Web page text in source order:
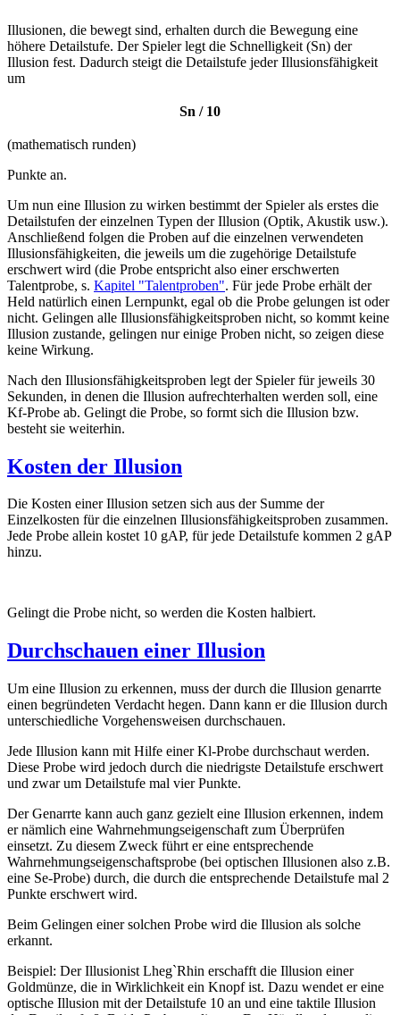
Illusionen, die bewegt sind, erhalten durch die Bewegung eine
höhere Detailstufe. Der Spieler legt die Schnelligkeit (Sn) der
Illusion fest. Dadurch steigt die Detailstufe jeder Illusionsfähigkeit
um
Sn / 10
(mathematisch runden)
Punkte an.
Um nun eine Illusion zu wirken bestimmt der Spieler als erstes die
Detailstufen der einzelnen Typen der Illusion (Optik, Akustik usw.).
Anschließend folgen die Proben auf die einzelnen verwendeten
Illusionsfähigkeiten, die jeweils um die zugehörige Detailstufe
erschwert wird (die Probe entspricht also einer erschwerten
Talentprobe, s. Kapitel "Talentproben". Für jede Probe erhält der
Held natürlich einen Lernpunkt, egal ob die Probe gelungen ist oder
nicht. Gelingen alle Illusionsfähigkeitsproben nicht, so kommt keine
Illusion zustande, gelingen nur einige Proben nicht, so zeigen diese
keine Wirkung.
Nach den Illusionsfähigkeitsproben legt der Spieler für jeweils 30
Sekunden, in denen die Illusion aufrechterhalten werden soll, eine
Kf-Probe ab. Gelingt die Probe, so formt sich die Illusion bzw.
besteht sie weiterhin.
Kosten der Illusion
Die Kosten einer Illusion setzen sich aus der Summe der
Einzelkosten für die einzelnen Illusionsfähigkeitsproben zusammen.
Jede Probe allein kostet 10 gAP, für jede Detailstufe kommen 2 gAP
hinzu.
Gelingt die Probe nicht, so werden die Kosten halbiert.
Durchschauen einer Illusion
Um eine Illusion zu erkennen, muss der durch die Illusion genarrte
einen begründeten Verdacht hegen. Dann kann er die Illusion durch
unterschiedliche Vorgehensweisen durchschauen.
Jede Illusion kann mit Hilfe einer Kl-Probe durchschaut werden.
Diese Probe wird jedoch durch die niedrigste Detailstufe erschwert
und zwar um Detailstufe mal vier Punkte.
Der Genarrte kann auch ganz gezielt eine Illusion erkennen, indem
er nämlich eine Wahrnehmungseigenschaft zum Überprüfen
einsetzt. Zu diesem Zweck führt er eine entsprechende
Wahrnehmungseigenschaftsprobe (bei optischen Illusionen also z.B.
eine Se-Probe) durch, die durch die entsprechende Detailstufe mal 2
Punkte erschwert wird.
Beim Gelingen einer solchen Probe wird die Illusion als solche
erkannt.
Beispiel: Der Illusionist Lheg`Rhin erschafft die Illusion einer
Goldmünze, die in Wirklichkeit ein Knopf ist. Dazu wendet er eine
optische Illusion mit der Detailstufe 10 an und eine taktile Illusion